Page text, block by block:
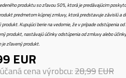
produktu so zľavou 50%, ktorá je predávajúcim
predmetom kúpnej zmluvy, ktorá predstavuje závislú a
Kupujúci berie na vedomie, že v prípade odstúpenia
produkt, nastávajú účinky odstúpenia od zmluvy alebo
je zľavený produkt.
EUR
cena výrobcu:28,99EUR